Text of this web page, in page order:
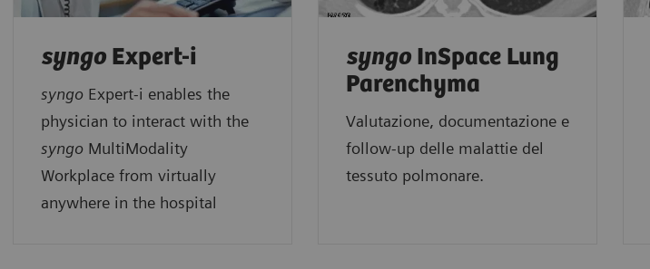
syngo Expert-i
syngo Expert-i enables the
physician to interact with the
syngo MultiModality
Workplace from virtually
anywhere in the hospital
syngo InSpace Lung
Parenchyma
Valutazione, documentazione e
follow-up delle malattie del
tessuto polmonare.